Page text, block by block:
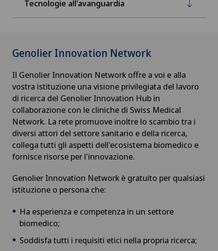
Tecnologie all'avanguardia
Genolier Innovation Network
Il Genolier Innovation Network offre a voi e alla
vostra istituzione una visione privilegiata del lavoro
di ricerca del Genolier Innovation Hub in
collaborazione con le cliniche di Swiss Medical
Network. La rete promuove inoltre lo scambio tra i
diversi attori del settore sanitario e della ricerca,
collega tutti gli aspetti dell'ecosistema biomedico e
fornisce risorse per l'innovazione.
Genolier Innovation Network è gratuito per qualsiasi
istituzione o persona che:
Ha esperienza e competenza in un settore
biomedico;
Soddisfa tutti i requisiti etici nella propria ricerca;